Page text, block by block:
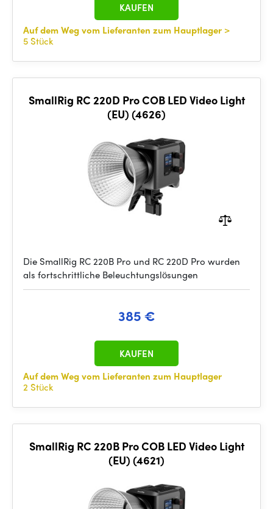
Auf dem Weg vom Lieferanten zum Hauptlager >
5 Stück
KAUFEN
SmallRig RC 220D Pro COB LED Video Light
(EU) (4626)
Die SmallRig RC 220B Pro und RC 220D Pro wurden
als fortschrittliche Beleuchtungslösungen
385 €
Auf dem Weg vom Lieferanten zum Hauptlager
2 Stück
KAUFEN
SmallRig RC 220B Pro COB LED Video Light
(EU) (4621)